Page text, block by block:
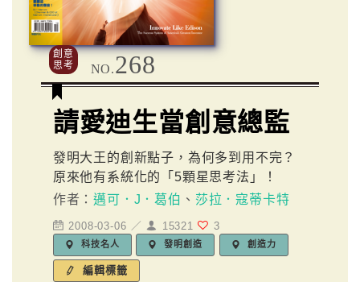
創意
思考
NO.268
請愛迪生當創意總監
發明大王的創新點子，為何多到用不完？
原來他有系統化的「5顆星思考法」！
作者：邁可．J．葛伯 、 莎拉．寇蒂卡特
2008-03-06 ／ 15321 3
科技名人 發明創造 創造力
編輯標籤